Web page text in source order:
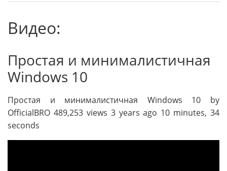
Видео:
Простая и минималистичная
Windows 10
Простая и минималистичная Windows 10 by
OfficialBRO 489,253 views 3 years ago 10 minutes, 34
seconds